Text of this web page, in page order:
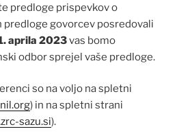
predloge prispevkov o
predloge govorcev posredovali
aprila 2023vas bomo
odbor sprejel vaše predloge.
so na voljo na spletni
) in na spletni strani
sazu.si).